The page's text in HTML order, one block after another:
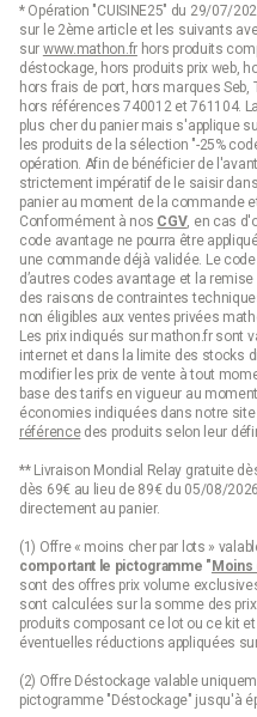
* Opération "CUISINE25" du 29/07/
sur le 2ème article et les suivants
sur www.mathon.frhors produits
déstockage, hors produits prix web,
hors frais de port, hors marques Seb,
hors références 740012 et 761104.
plus cher du panier mais s'applique
les produits de la sélection "-25%
opération. Afin de bénéficier de
strictement impératif de le saisir
panier au moment de la commande
Conformément à nos CGV, en cas
code avantage ne pourra être
une commande déjà validée. Le
d’autres codes avantage et la
des raisons de contraintes
non éligibles aux ventes privées
Les prix indiqués sur mathon.fr sont
internet et dans la limite des stocks
modifier les prix de vente à tout
base des tarifs en vigueur au
économies indiquées dans notre
référencedes produits selon leur
** Livraison Mondial Relay gratuite
dès 69€ au lieu de 89€ du 05/08/
directement au panier.
(1) Offre « moins cher par lots »
comportant le pictogramme "Moins
sont des offres prix volume
sont calculées sur la somme des
produits composant ce lot ou ce kit
éventuelles réductions appliquées
(2) Offre Déstockage valable
pictogramme "Déstockage" jusqu'à